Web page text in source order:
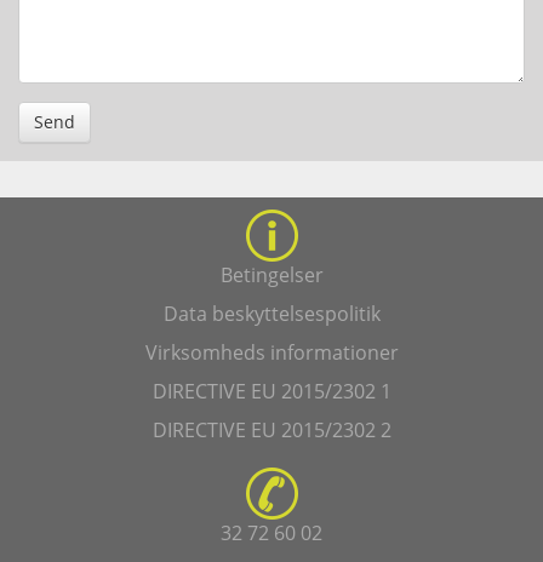
Send
Betingelser
Data beskyttelsespolitik
Virksomheds informationer
DIRECTIVE EU 2015/2302 1
DIRECTIVE EU 2015/2302 2
32 72 60 02